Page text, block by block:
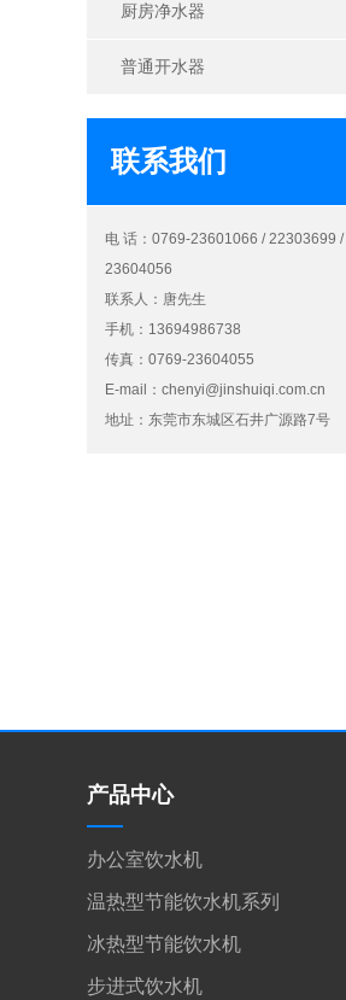
厨房净水器
普通开水器
联系我们
电 话：0769-23601066 / 22303699 /
23604056
联系人：唐先生
手机：13694986738
传真：0769-23604055
E-mail： chenyi@jinshuiqi.com.cn
地址：东莞市东城区石井广源路7号
产品中心
办公室饮水机
温热型节能饮水机系列
冰热型节能饮水机
步进式饮水机